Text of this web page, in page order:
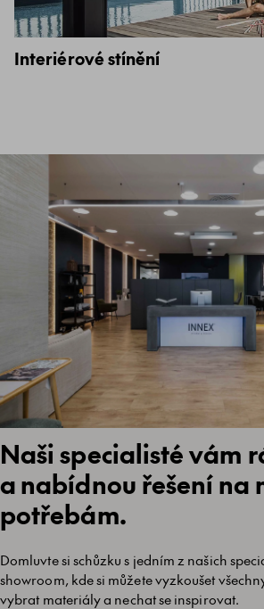
Interiérové stínění
Naši specialisté vám
a nabídnou řešení na
potřebám.
Domluvte si schůzku s jedním z našich
showroom, kde si můžete vyzkoušet
vybrat materiály a nechat se inspirovat.